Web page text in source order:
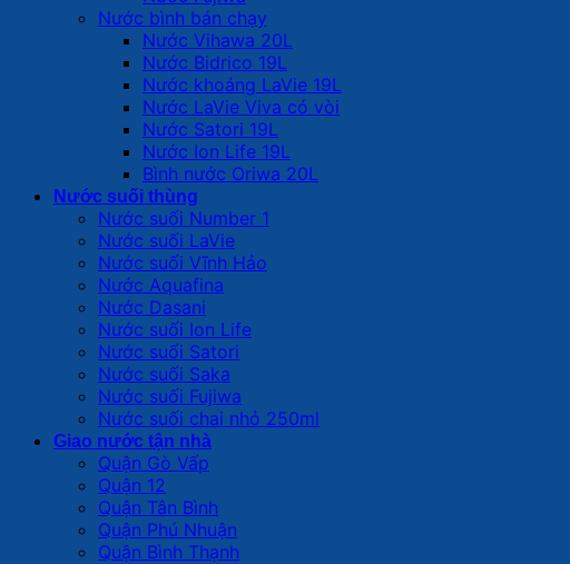
Nước bình bán chạy
Nước Vihawa 20L
Nước Bidrico 19L
Nước khoáng LaVie 19L
Nước LaVie Viva có vòi
Nước Satori 19L
Nước Ion Life 19L
Bình nước Oriwa 20L
Nước suối thùng
Nước suối Number 1
Nước suối LaVie
Nước suối Vĩnh Hảo
Nước Aquafina
Nước Dasani
Nước suối Ion Life
Nước suối Satori
Nước suối Saka
Nước suối Fujiwa
Nước suối chai nhỏ 250ml
Giao nước tận nhà
Quận Gò Vấp
Quận 12
Quận Tân Bình
Quận Phú Nhuận
Quận Bình Thạnh